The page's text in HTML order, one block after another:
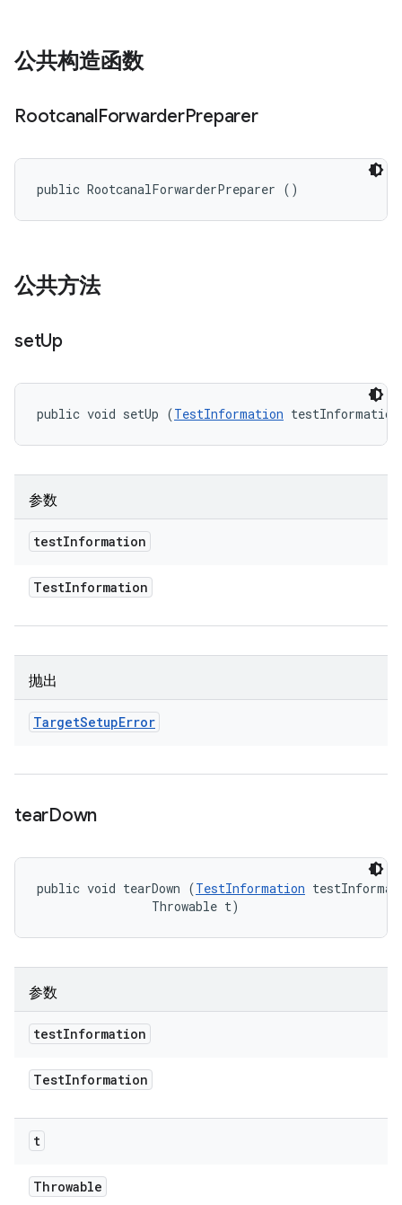
公共构造函数
RootcanalForwarderPreparer
public RootcanalForwarderPreparer ()
公共方法
setUp
public void setUp (TestInformation
参数
testInformation
TestInformation
抛出
TargetSetupError
tearDown
public void tearDown (TestInformation
                Throwable t)
参数
testInformation
TestInformation
t
Throwable